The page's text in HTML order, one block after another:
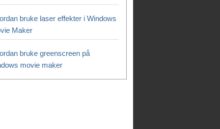
bruke laser effekter i Windows
Maker
bruke greenscreen på
movie maker